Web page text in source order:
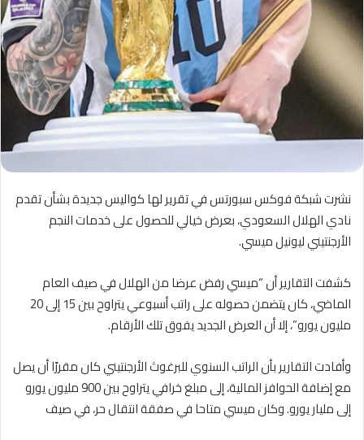
نشرت شبكة فوكس سبورتس في تقرير لها كواليس جديدة بشأن تقدم
نادي الهلال السعودي، بعرض خيالي للحصول على خدمات النجم
الأرجنتيني ليونيل ميسي.
كشفت التقارير أن “ميسي رفض عرضا من الهلال في صيف العام
الماضي، كان يتضمن حصوله على راتب أسبوعي يتراوح بين 15 إلى 20
مليون يورو”، إلا أن العرض الجديد يفوق تلك الأرقام.
وأفادت التقارير بأن الراتب السنوي للبرغوث الأرجنتيني كان مقررًا أن يصل
مع إضافة الحوافز المالية، إلى مبلغ خرافي يتراوح بين 900 مليون يورو
إلى مليار يورو. وكان ميسي متاحا في صفقة انتقال حر، في صيف